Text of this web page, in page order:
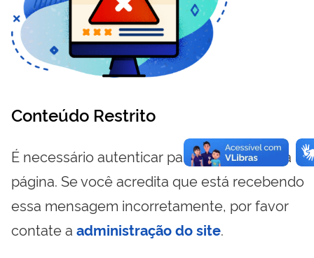
Conteúdo Restrito
É necessário autenticar para visualizar essa
página. Se você acredita que está recebendo
essa mensagem incorretamente, por favor
contate a administração do site.